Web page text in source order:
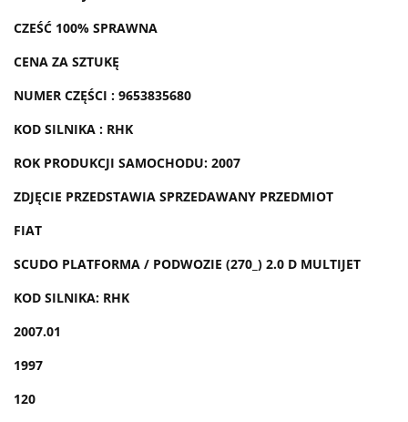
CZEŚĆ 100% SPRAWNA
CENA ZA SZTUKĘ
NUMER CZĘŚCI : 9653835680
KOD SILNIKA : RHK
ROK PRODUKCJI SAMOCHODU: 2007
ZDJĘCIE PRZEDSTAWIA SPRZEDAWANY PRZEDMIOT
FIAT
SCUDO PLATFORMA / PODWOZIE (270_) 2.0 D MULTIJET
KOD SILNIKA: RHK
2007.01
1997
120